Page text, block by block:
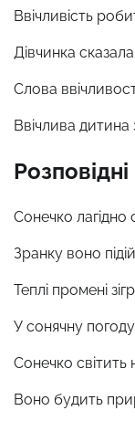
Ввічливість
Дівчинка
Слова
Ввічлива
Сонечко лагідно
Зранку воно
Теплі промені
У сонячну
Сонечко світить
Воно будить